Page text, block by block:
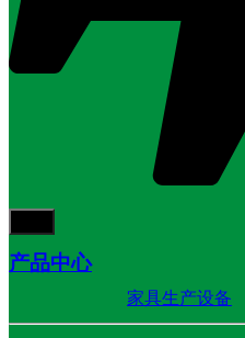
产品中心
家具生产设备